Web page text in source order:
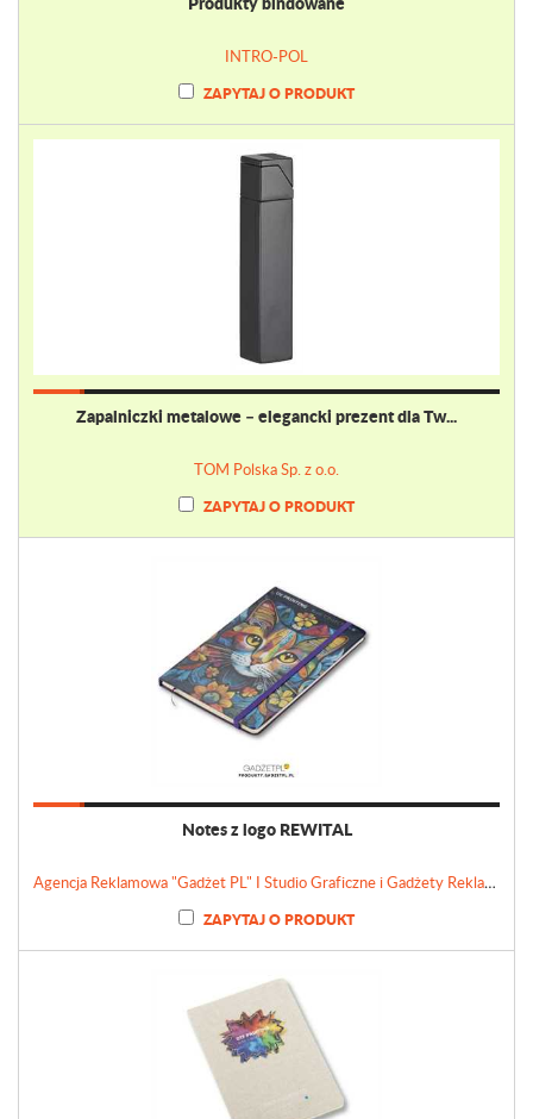
INTRO-POL
ZAPYTAJ O PRODUKT
Zapalniczki metalowe – elegancki prezent dla Tw...
TOM Polska Sp. z o.o.
ZAPYTAJ O PRODUKT
Notes z logo REWITAL
Agencja Reklamowa "Gadżet PL" I Studio Graficzne i Gadżety Reklamowe
ZAPYTAJ O PRODUKT